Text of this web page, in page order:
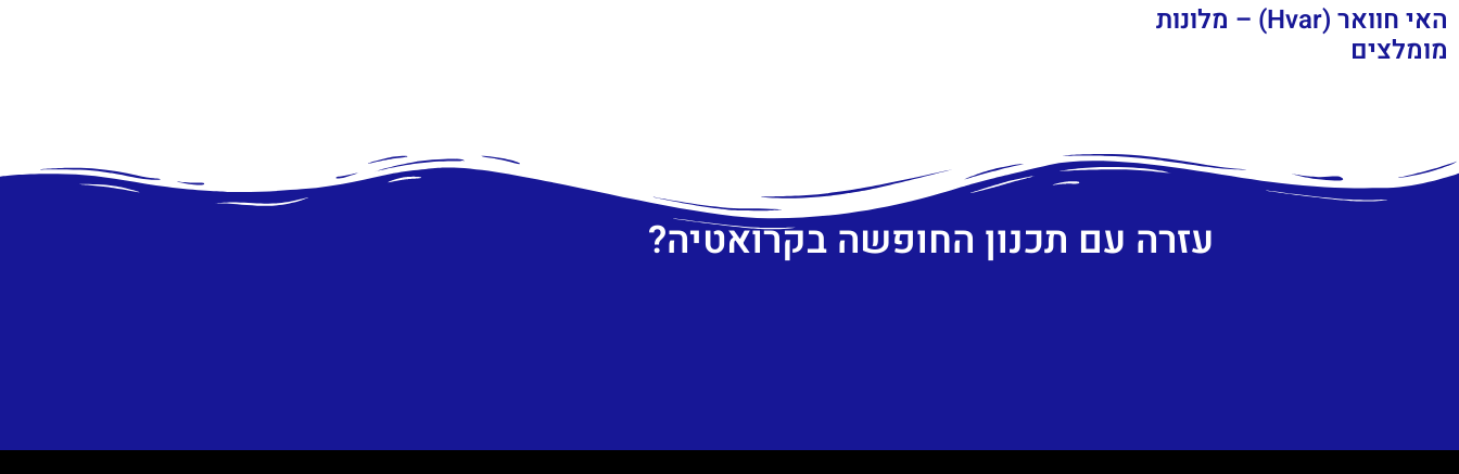
האי חוואר (Hvar) – מלונות
מומלצים
עזרה עם תכנון החופשה בקרואטיה?